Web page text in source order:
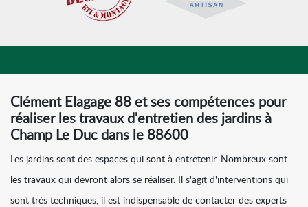
Clément Elagage 88 et ses compétences pour
réaliser les travaux d'entretien des jardins à
Champ Le Duc dans le 88600
Les jardins sont des espaces qui sont à entretenir. Nombreux sont
les travaux qui devront alors se réaliser. Il s'agit d'interventions qui
sont très techniques, il est indispensable de contacter des experts